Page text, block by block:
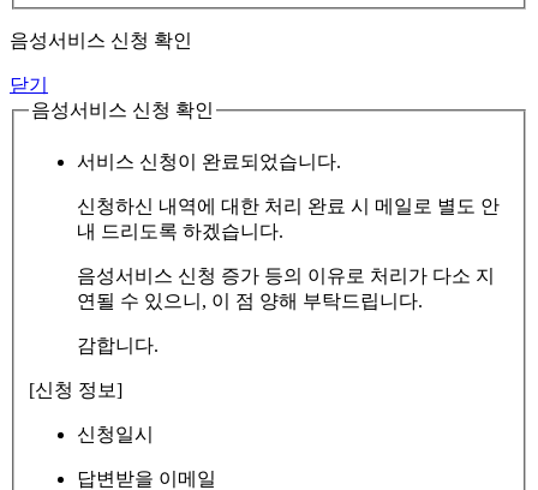
음성서비스 신청 확인
닫기
음성서비스 신청 확인
서비스 신청이 완료되었습니다.
신청하신 내역에 대한 처리 완료 시 메일로 별도 안
내 드리도록 하겠습니다.
음성서비스 신청 증가 등의 이유로 처리가 다소 지
연될 수 있으니, 이 점 양해 부탁드립니다.
감합니다.
[신청 정보]
신청일시
답변받을 이메일